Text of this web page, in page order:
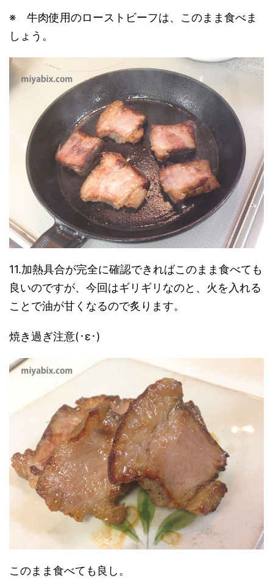
※ 牛肉使用のローストビーフは、このまま食べま
しょう。
11.加熱具合が完全に確認できればこのまま食べても
良いのですが、今回はギリギリなのと、火を入れる
ことで油が甘くなるので炙ります。
焼き過ぎ注意(･ε･)
このまま食べても良し。